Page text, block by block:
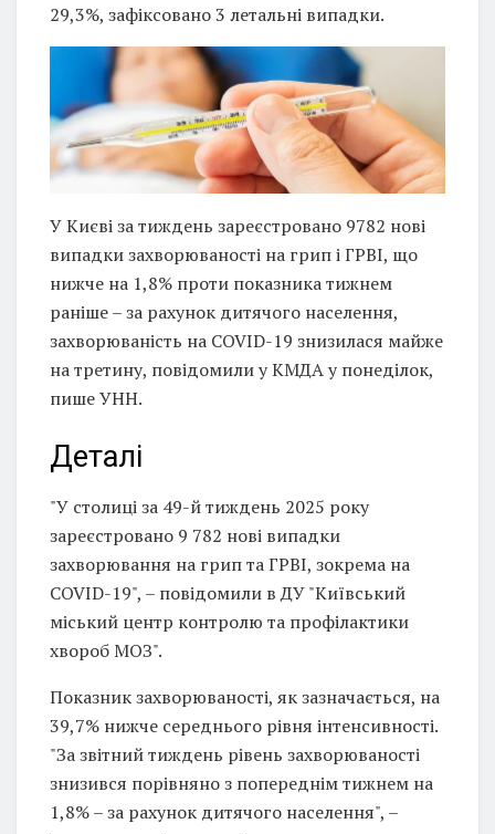
29,3%, зафіксовано 3 летальні випадки.
У Києві за тиждень зареєстровано 9782 нові
випадки захворюваності на грип і ГРВІ, що
нижче на 1,8% проти показника тижнем
раніше – за рахунок дитячого населення,
захворюваність на COVID-19 знизилася майже
на третину, повідомили у КМДА у понеділок,
пише УНН.
Деталі
"У столиці за 49-й тиждень 2025 року
зареєстровано 9 782 нові випадки
захворювання на грип та ГРВІ, зокрема на
COVID-19", – повідомили в ДУ "Київський
міський центр контролю та профілактики
хвороб МОЗ".
Показник захворюваності, як зазначається, на
39,7% нижче середнього рівня інтенсивності.
"За звітний тиждень рівень захворюваності
знизився порівняно з попереднім тижнем на
1,8% – за рахунок дитячого населення", –